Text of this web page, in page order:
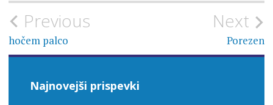
Navigacija
prispevka
Previous
hočem palco
Next
Porezen
Najnovejši prispevki